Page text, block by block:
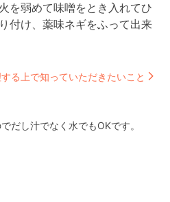
を弱めて味噌をとき入れてひ
付け、薬味ネギをふって出来
る上で知っていただきたいこと
だし汁でなく水でもOKです。